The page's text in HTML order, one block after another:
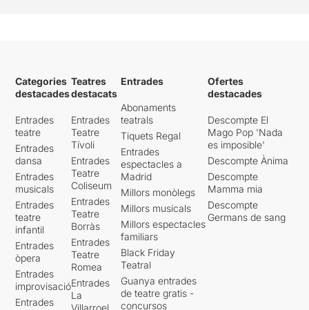
Categories
destacades
Entrades
teatre
Entrades
dansa
Entrades
musicals
Entrades
teatre
infantil
Entrades
òpera
Entrades
improvisació
Entrades
Teatres
destacats
Entrades
Teatre
Tívoli
Entrades
Teatre
Coliseum
Entrades
Teatre
Borràs
Entrades
Teatre
Romea
Entrades
La
Villarroel
Entrades
Abonaments
teatrals
Tiquets Regal
Entrades
espectacles a
Madrid
Millors monòlegs
Millors musicals
Millors espectacles
familiars
Black Friday
Teatral
Guanya entrades
de teatre gratis -
concursos
Ofertes
destacades
Descompte El
Mago Pop 'Nada
es imposible'
Descompte Ànima
Descompte
Mamma mia
Descompte
Germans de sang